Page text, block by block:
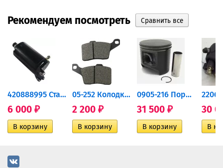
Рекомендуем посмотреть
420888995 Стартер для...
6 000 ₽
05-252 Колодки тормозные...
2 200 ₽
0905-216 Поршень Arctic Cat...
31 500 ₽ 30